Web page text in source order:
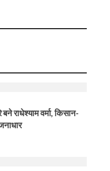
राधेश्याम वर्मा, किसान-